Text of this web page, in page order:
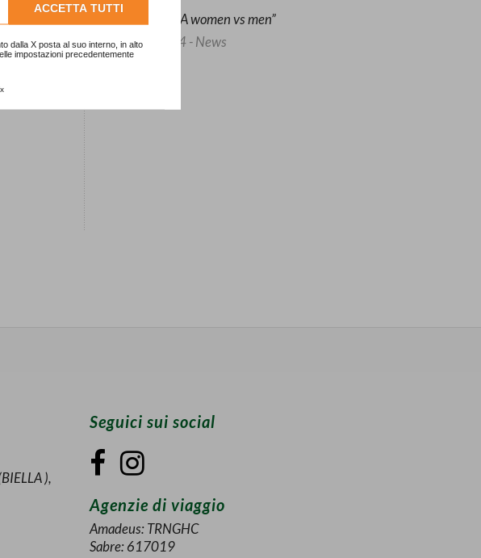
ACCETTA TUTTI
dalla X posta al suo interno, in alto
impostazioni precedentemente
“Ryder SFIDA women vs men”
15/05/2024 - News
),
Seguici sui social
Agenzie di viaggio
Amadeus: TRNGHC
Sabre: 617019